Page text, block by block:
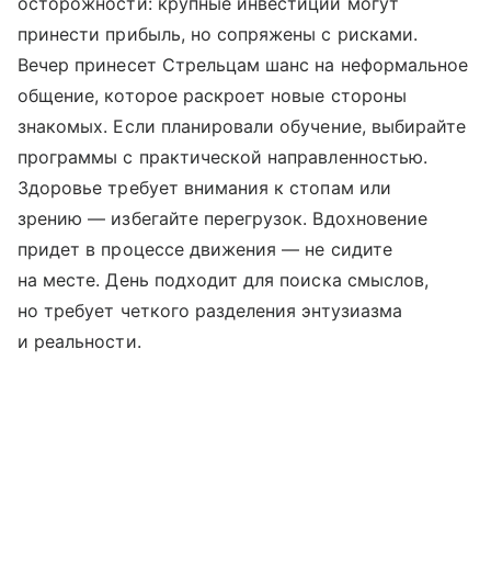
принести прибыль, но сопряжены с рисками.
Вечер принесет Стрельцам шанс на неформальное
общение, которое раскроет новые стороны
знакомых. Если планировали обучение, выбирайте
программы с практической направленностью.
Здоровье требует внимания к стопам или
зрению — избегайте перегрузок. Вдохновение
придет в процессе движения — не сидите
на месте. День подходит для поиска смыслов,
но требует четкого разделения энтузиазма
и реальности.